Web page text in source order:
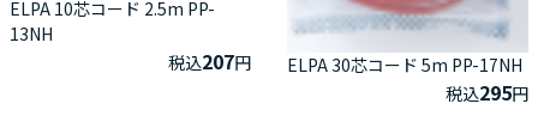
ELPA 10芯コード 2.5m PP-
13NH
税込207円
ELPA 30芯コード 5m PP-17NH
税込295円